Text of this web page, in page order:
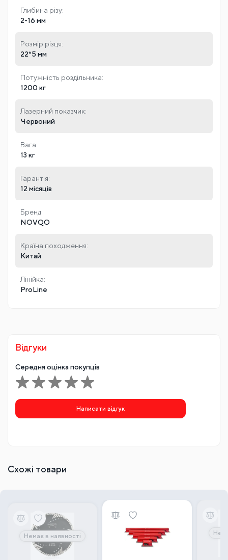
Глибина різу:
2-16 мм
Розмір різця:
22*5 мм
Потужність роздільника:
1200 кг
Лазерний показчик:
Червоний
Вага:
13 кг
Гарантія:
12 місяців
Бренд:
NOVQO
Країна походження:
Китай
Лінійка:
ProLine
Відгуки
Середня оцінка покупців
Написати відгук
Схожі товари
Немає в наявності